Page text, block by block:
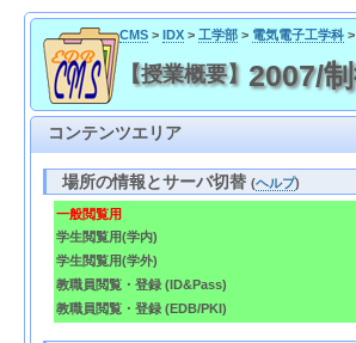
CMS> IDX> 工学部> 電気電子工学科>
【授業概要】 2007/
コンテンツエリア
場所の情報とサーバ切替(ヘルプ)
一般閲覧用
学生閲覧用(学内)
学生閲覧用(学外)
教職員閲覧・登録 (ID&Pass)
教職員閲覧・登録 (EDB/PKI)